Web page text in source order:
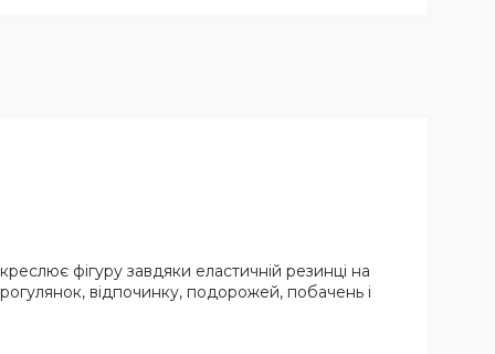
фігуру завдяки еластичній резинці на
відпочинку, подорожей, побачень і